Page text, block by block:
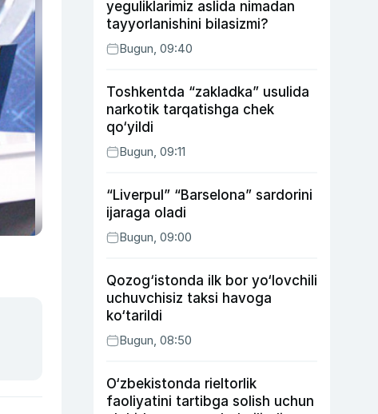
yeguliklarimiz aslida nimadan
tayyorlanishini bilasizmi?
Bugun, 09:40
Toshkentda “zakladka” usulida
narkotik tarqatishga chek
qo‘yildi
Bugun, 09:11
“Liverpul” “Barselona” sardorini
ijaraga oladi
Bugun, 09:00
Qozog‘istonda ilk bor yo‘lovchili
uchuvchisiz taksi havoga
ko‘tarildi
Bugun, 08:50
O‘zbekistonda rieltorlik
faoliyatini tartibga solish uchun